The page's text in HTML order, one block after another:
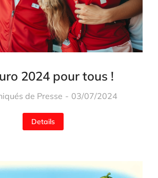
2024 pour tous !
de Presse 03/07/2024
Details